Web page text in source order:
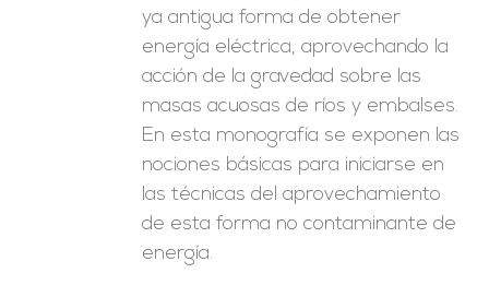
ya antigua forma de obtener
energía eléctrica, aprovechando la
acción de la gravedad sobre las
masas acuosas de ríos y embalses.
En esta monografía se exponen las
nociones básicas para iniciarse en
las técnicas del aprovechamiento
de esta forma no contaminante de
energía.